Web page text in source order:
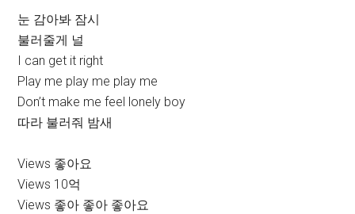
눈 감아봐 잠시
불러줄게 널
I can get it right
Play me play me play me
Don’t make me feel lonely boy
따라 불러줘 밤새
Views 좋아요
Views 10억
Views 좋아 좋아 좋아요